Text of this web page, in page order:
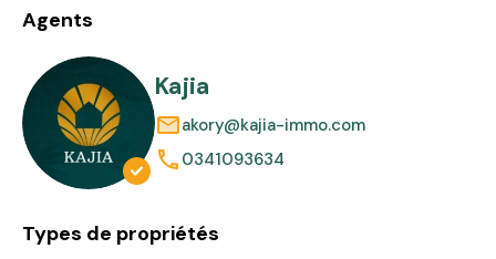
Agents
Kajia
akory@kajia-immo.com
0341093634
Types de propriétés